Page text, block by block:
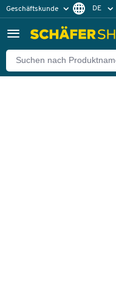
Geschäftskunde DE
Zurück